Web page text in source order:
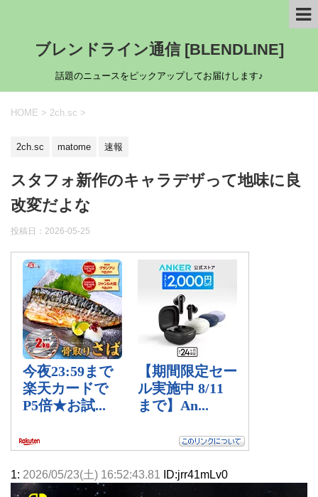
ブレンドライン通信 [BLENDLINE]
話題のニュースをピックアップしてお届けします♪
HOME > 2ch.sc >
2ch.sc matome 速報
スタフォ新作のキャラデザって地味に良
改変だよな
投稿日： 2026-05-25
1: 2026/05/23(土) 16:52:43.81 ID:jrr41mLv0